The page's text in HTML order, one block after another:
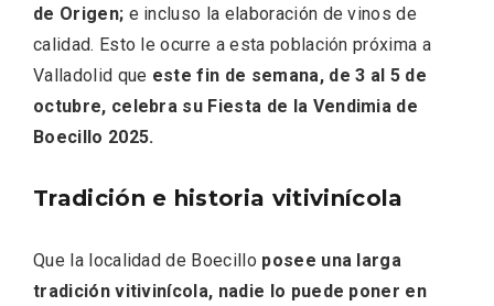
de Origen; e incluso la elaboración de vinos de
calidad. Esto le ocurre a esta población próxima a
Valladolid que este fin de semana, de 3 al 5 de
octubre, celebra su Fiesta de la Vendimia de
Boecillo 2025.
Tradición e historia vitivinícola
Que la localidad de Boecillo posee una larga
tradición vitivinícola, nadie lo puede poner en